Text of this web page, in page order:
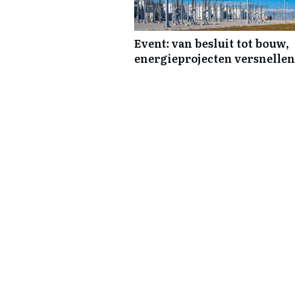
Event: van besluit tot bouw,
energieprojecten versnellen